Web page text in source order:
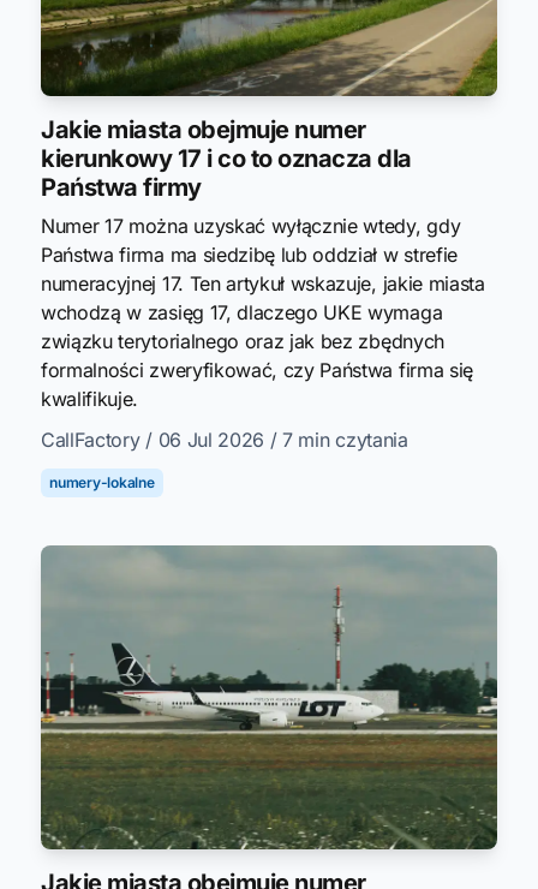
Jakie miasta obejmuje numer
kierunkowy 17 i co to oznacza dla
Państwa firmy
Numer 17 można uzyskać wyłącznie wtedy, gdy
Państwa firma ma siedzibę lub oddział w strefie
numeracyjnej 17. Ten artykuł wskazuje, jakie miasta
wchodzą w zasięg 17, dlaczego UKE wymaga
związku terytorialnego oraz jak bez zbędnych
formalności zweryfikować, czy Państwa firma się
kwalifikuje.
CallFactory / 06 Jul 2026 / 7 min czytania
numery-lokalne